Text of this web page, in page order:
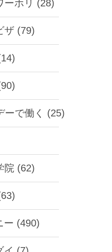
ーホリ (28)
ザ (79)
ーで働く (25)
院 (62)
ー (490)